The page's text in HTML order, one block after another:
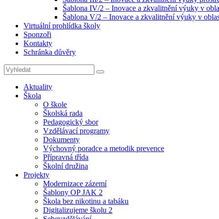
Šablona IV/2 – Inovace a zkvalitnění výuky v
Šablona V/2 – Inovace a zkvalitnění výuky v
Virtuální prohlídka školy
Sponzoři
Kontakty
Schránka důvěry
Search
for:
Search
Aktuality
Škola
O škole
Školská rada
Pedagogický sbor
Vzdělávací programy
Dokumenty
Výchovný poradce a metodik prevence
Přípravná třída
Školní družina
Projekty
Modernizace zázemí
Šablony OP JAK 2
Škola bez nikotinu a tabáku
Digitalizujeme školu 2